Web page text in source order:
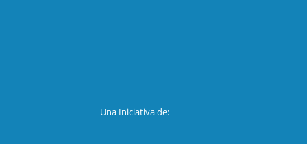
Una Iniciativa de: